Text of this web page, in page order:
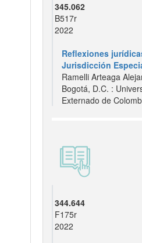
345.062
B517r
2022
Reflexiones
Jurisdicción
Ramelli Arteaga
Bogotá, D.C. :
Externado de
344.644
F175r
2022